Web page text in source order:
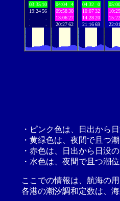
03:35 10
19:24 56
04:04
4
09:58 30
13:06 27
20:27 62
04:32
0
10:07 32
14:28 20
21:16 69
05:00
10:29
15:22
22:01
・ピンク色は、日出から
・黄緑色は、夜間で且つ
・赤色は、日出から日没
・水色は、夜間で且つ潮
ここでの情報は、航海の
各港の潮汐調和定数は、